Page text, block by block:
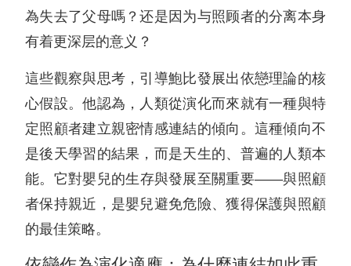
為失去了父母嗎？还是因为与照顾者的分离本身
有着更深层的意义？
這些觀察與思考，引導鮑比發展出依戀理論的核
心假設。他認為，人類從演化而來就有一種與特
定照顧者建立親密情感連結的傾向。這種傾向不
是後天學習的結果，而是天生的、普遍的人類本
能。它對嬰兒的生存與發展至關重要——與照顧
者保持親近，是嬰兒避免危險、獲得保護與照顧
的最佳策略。